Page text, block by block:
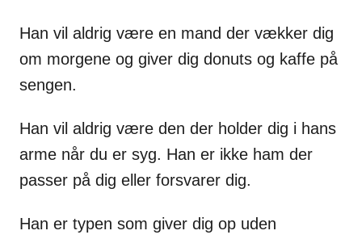
Han vil aldrig være en mand der vækker dig
om morgene og giver dig donuts og kaffe på
sengen.
Han vil aldrig være den der holder dig i hans
arme når du er syg. Han er ikke ham der
passer på dig eller forsvarer dig.
Han er typen som giver dig op uden